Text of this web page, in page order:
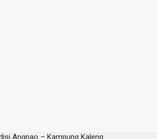
Angpao – Kampung Kaleng